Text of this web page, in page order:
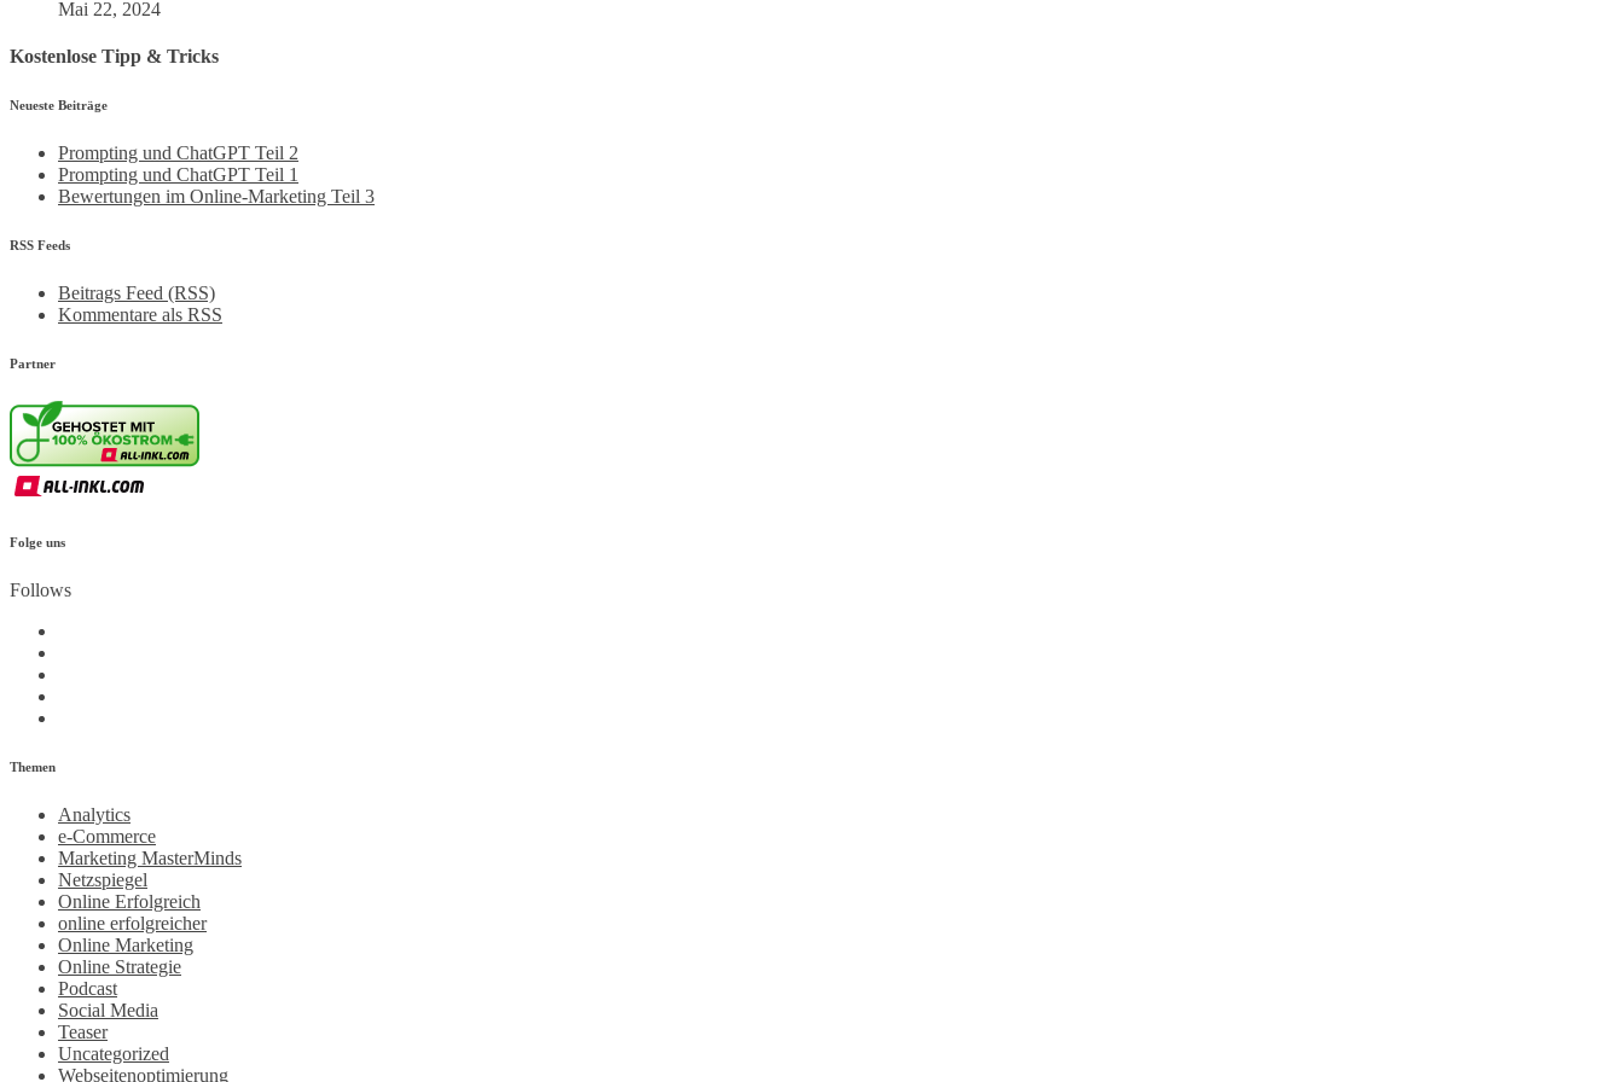
Mai 22, 2024
Kostenlose Tipp & Tricks
Neueste Beiträge
Prompting und ChatGPT Teil 2
Prompting und ChatGPT Teil 1
Bewertungen im Online-Marketing Teil 3
RSS Feeds
Beitrags Feed (RSS)
Kommentare als RSS
Partner
Folge uns
Follows
Themen
Analytics
e-Commerce
Marketing MasterMinds
Netzspiegel
Online Erfolgreich
online erfolgreicher
Online Marketing
Online Strategie
Podcast
Social Media
Teaser
Uncategorized
Webseitenoptimierung